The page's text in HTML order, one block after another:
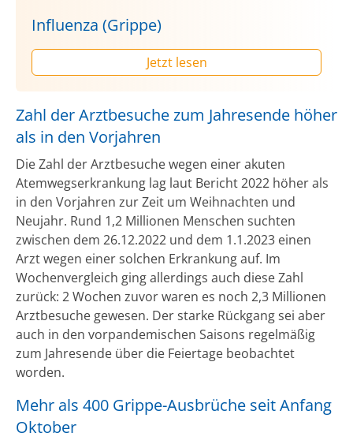
Influenza (Grippe)
Jetzt lesen
Zahl der Arztbesuche zum Jahresende höher
als in den Vorjahren
Die Zahl der Arztbesuche wegen einer akuten
Atemwegserkrankung lag laut Bericht 2022 höher als
in den Vorjahren zur Zeit um Weihnachten und
Neujahr. Rund 1,2 Millionen Menschen suchten
zwischen dem 26.12.2022 und dem 1.1.2023 einen
Arzt wegen einer solchen Erkrankung auf. Im
Wochenvergleich ging allerdings auch diese Zahl
zurück: 2 Wochen zuvor waren es noch 2,3 Millionen
Arztbesuche gewesen. Der starke Rückgang sei aber
auch in den vorpandemischen Saisons regelmäßig
zum Jahresende über die Feiertage beobachtet
worden.
Mehr als 400 Grippe-Ausbrüche seit Anfang
Oktober